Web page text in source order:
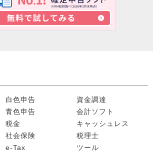
白色申告
青色申告
税金
社会保険
e-Tax
資金調達
会計ソフト
キャッシュレス
税理士
ツール